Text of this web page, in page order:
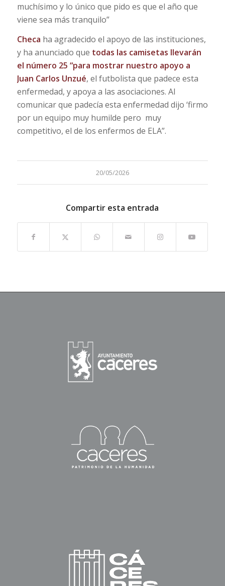
muchísimo y lo único que pido es que el año que
viene sea más tranquilo”
Checa ha agradecido el apoyo de las instituciones,
y ha anunciado que todas las camisetas llevarán
el número 25 “para mostrar nuestro apoyo a
Juan Carlos Unzué, el futbolista que padece esta
enfermedad, y apoya a las asociaciones. Al
comunicar que padecía esta enfermedad dijo ‘firmo
por un equipo muy humilde pero muy
competitivo, el de los enfermos de ELA”.
20/05/2026
Compartir esta entrada